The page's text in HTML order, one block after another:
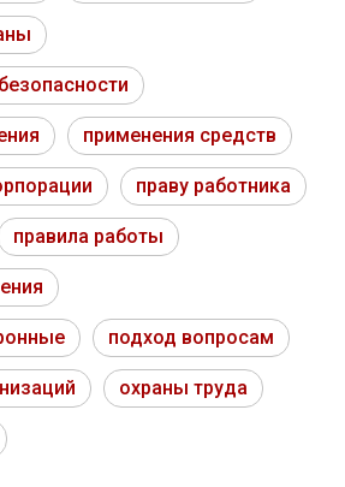
применения средств
праву работника
правила работы
подход вопросам
охраны труда